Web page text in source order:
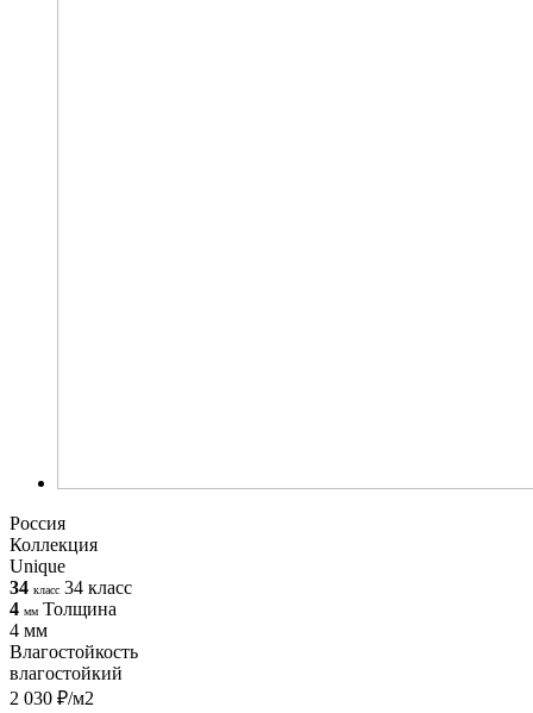
Россия
Коллекция
Unique
34 класс 34 класс
4 мм Толщина
4 мм
Влагостойкость
влагостойкий
2 030 ₽/м2